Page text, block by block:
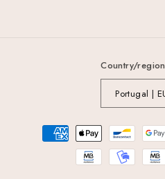
Country/region
Payment
methods